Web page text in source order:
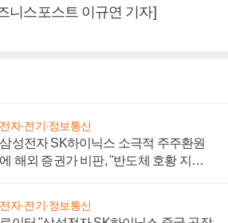
니스포스트 이규연 기자]
전자·전기·정보통신
삼성전자 SK하이닉스 소극적 주주환원
에 해외 증권가 비판, "반도체 호황 지속
전자·전기·정보통신